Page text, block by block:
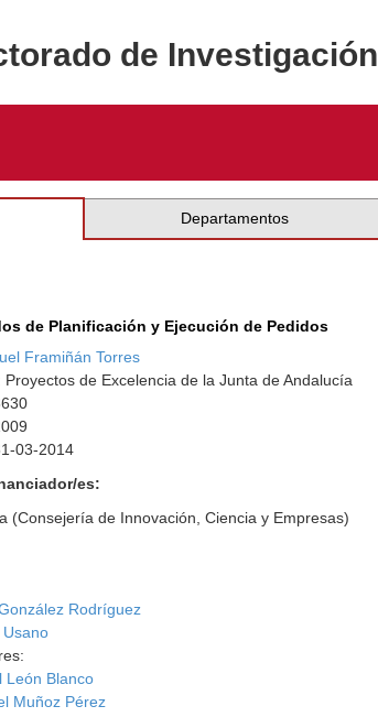
de Investigación
Departamentos
de Planificación y Ejecución de Pedidos
Framiñán Torres
de Excelencia de la Junta de Andalucía
03-2014
es:
(Consejería de Innovación, Ciencia y Empresas)
Rodríguez
Usano
León Blanco
Muñoz Pérez